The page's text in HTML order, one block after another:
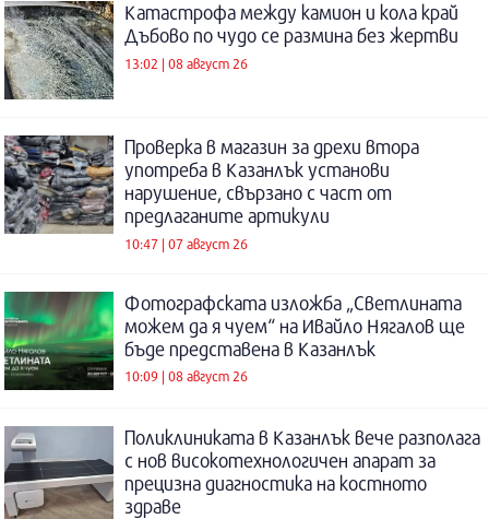
Катастрофа между камион и кола край
Дъбово по чудо се размина без жертви
13:02 | 08 август 26
Проверка в магазин за дрехи втора
употреба в Казанлък установи
нарушение, свързано с част от
предлаганите артикули
10:47 | 07 август 26
Фотографската изложба „Светлината
можем да я чуем“ на Ивайло Нягалов ще
бъде представена в Казанлък
10:09 | 08 август 26
Поликлиниката в Казанлък вече разполага
с нов високотехнологичен апарат за
прецизна диагностика на костното
здраве